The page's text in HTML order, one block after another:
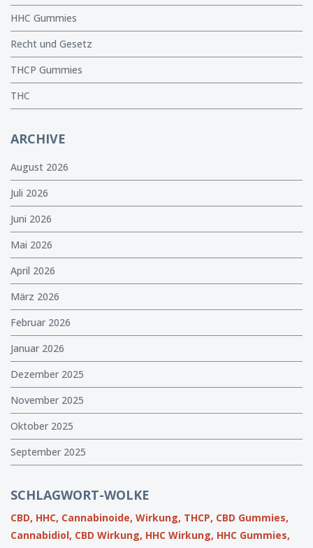
HHC Gummies
Recht und Gesetz
THCP Gummies
THC
ARCHIVE
August 2026
Juli 2026
Juni 2026
Mai 2026
April 2026
März 2026
Februar 2026
Januar 2026
Dezember 2025
November 2025
Oktober 2025
September 2025
SCHLAGWORT-WOLKE
CBD, HHC, Cannabinoide, Wirkung, THCP, CBD Gummies,
Cannabidiol, CBD Wirkung, HHC Wirkung, HHC Gummies,